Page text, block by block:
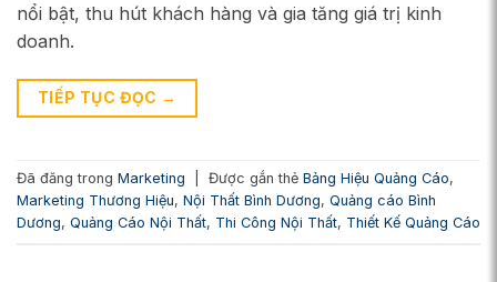
nổi bật, thu hút khách hàng và gia tăng giá trị kinh
doanh.
TIẾP TỤC ĐỌC →
Đã đăng trong Marketing Được gắn thẻ Bảng Hiệu Quảng Cáo,
Marketing Thương Hiệu, Nội Thất Bình Dương, Quảng cáo Bình
Dương, Quảng Cáo Nội Thất, Thi Công Nội Thất, Thiết Kế Quảng Cáo